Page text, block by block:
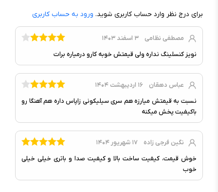
کنترل‌های دستگاه :
کنترل لمسی
میکروفون :
الگوریتم ۲ میکروفون برای ارائه کیفیت
تماس بهتر
قابلیت کنترل موزیک/تماس‌ها :
دارد
نویز کنسلینگ فعال (ANC) :
ندارد
حسگرها :
حسگر لمس
دستیار صوتی :
برای درج نظر وارد حساب کاربری شوید. ورود به حساب کاربری
مصطفی نظامی
۳ اسفند ۱۴۰۳
نویز کنسلینگ نداره ولی قیمتش خوبه کارو درمیاره برات
عباس دهقان
۱۶ اردیبهشت ۱۴۰۴
نسبت به قیمتش میارزه هم سری سیلیکونی زاپاس داره هم آهنگا رو
باکیفیت پخش میکنه
نگین فرجی زاده
۱۷ شهریور ۱۴۰۴
خوش قیمت، کیفیت ساخت بالا و کیفیت صدا و باتری خیلی خیلی
خوب